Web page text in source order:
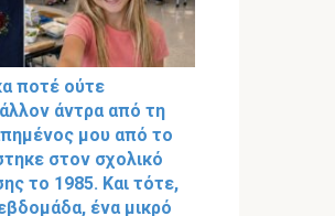
ποτέ ούτε
άντρα από τη
μου από το
στον σχολικό
το 1985. Και τότε,
ένα μικρό